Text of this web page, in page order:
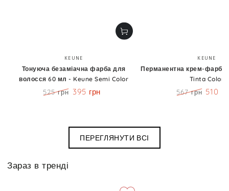
Бренд:
KEUNE
Тонуюча безаміачна фарба для
волосся 60 мл - Keune Semi Color
525 грн 395 грн
KEUNE
Перманентна крем-фарба
Tinta Color
567 грн 510
ПЕРЕГЛЯНУТИ ВСІ
Зараз в тренді